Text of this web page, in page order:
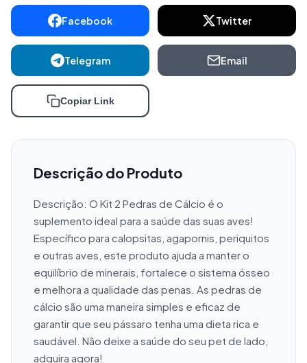
Facebook Twitter
Telegram Email
Copiar Link
Descrição do Produto
Descrição: O Kit 2 Pedras de Cálcio é o
suplemento ideal para a saúde das suas aves!
Específico para calopsitas, agapornis, periquitos
e outras aves, este produto ajuda a manter o
equilíbrio de minerais, fortalece o sistema ósseo
e melhora a qualidade das penas. As pedras de
cálcio são uma maneira simples e eficaz de
garantir que seu pássaro tenha uma dieta rica e
saudável. Não deixe a saúde do seu pet de lado,
adquira agora!